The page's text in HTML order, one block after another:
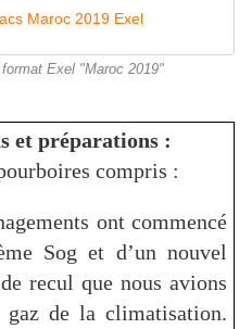
Maroc 2019 Exel
Exel "Maroc 2019"
et préparations :
compris :
ont commencé
Sog et d’un nouvel
recul que nous avions
de la climatisation.